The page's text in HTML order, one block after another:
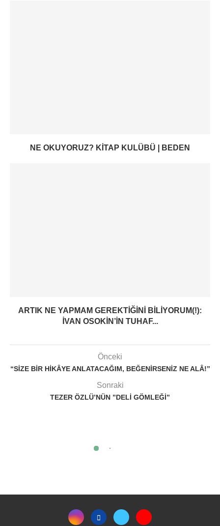
NE OKUYORUZ? KITAP KULÜBÜ | BEDEN
ARTIK NE YAPMAM GEREKTIĞINI BILIYORUM(!):
İVAN OSOKIN’IN TUHAF...
Önceki
“SIZE BIR HIKÂYE ANLATACAĞIM, BEĞENIRSENIZ NE ALÂ!”
Sonraki
TEZER ÖZLÜ’NÜN ”DELI GÖMLEĞI”